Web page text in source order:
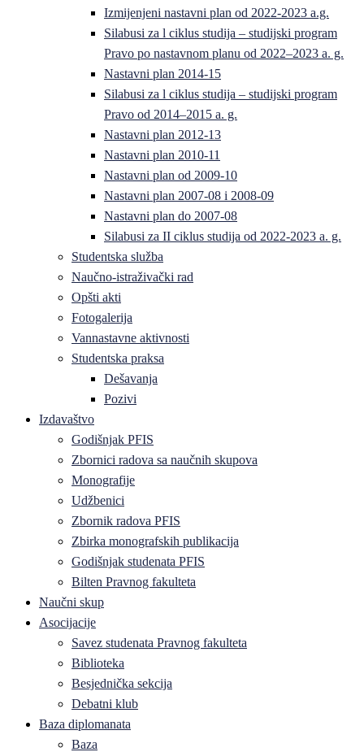
Izmijenjeni nastavni plan od 2022-2023 a.g.
Silabusi za l ciklus studija – studijski program
Pravo po nastavnom planu od 2022–2023 a. g.
Nastavni plan 2014-15
Silabusi za l ciklus studija – studijski program
Pravo od 2014–2015 a. g.
Nastavni plan 2012-13
Nastavni plan 2010-11
Nastavni plan od 2009-10
Nastavni plan 2007-08 i 2008-09
Nastavni plan do 2007-08
Silabusi za II ciklus studija od 2022-2023 a. g.
Studentska služba
Naučno-istraživački rad
Opšti akti
Fotogalerija
Vannastavne aktivnosti
Studentska praksa
Dešavanja
Pozivi
Izdavaštvo
Godišnjak PFIS
Zbornici radova sa naučnih skupova
Monografije
Udžbenici
Zbornik radova PFIS
Zbirka monografskih publikacija
Godišnjak studenata PFIS
Bilten Pravnog fakulteta
Naučni skup
Asocijacije
Savez studenata Pravnog fakulteta
Biblioteka
Besjednička sekcija
Debatni klub
Baza diplomanata
Baza